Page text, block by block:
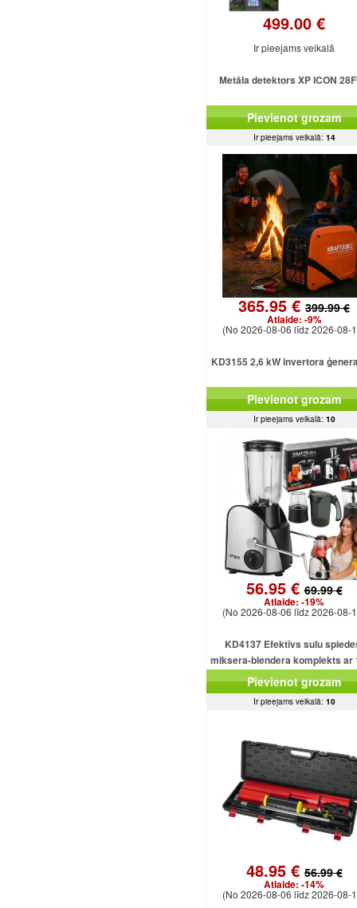
499.00 €
Ir pieejams veikalā
Metāla detektors XP ICON
Pievienot grozam
Ir pieejams veikalā: 14
365.95 €399.99 €
Atlaide: -9%
(No 2026-08-06 līdz 2026-08-
KD3155 2,6 kW invertora
Pievienot grozam
Ir pieejams veikalā: 10
56.95 €69.99 €
Atlaide: -19%
(No 2026-08-06 līdz 2026-08-
KD4137 Efektīvs sulu
miksera-blendera komplekts ar
ml ietilpību un 1500 W
Pievienot grozam
Ir pieejams veikalā: 10
48.95 €56.99 €
Atlaide: -14%
(No 2026-08-06 līdz 2026-08-